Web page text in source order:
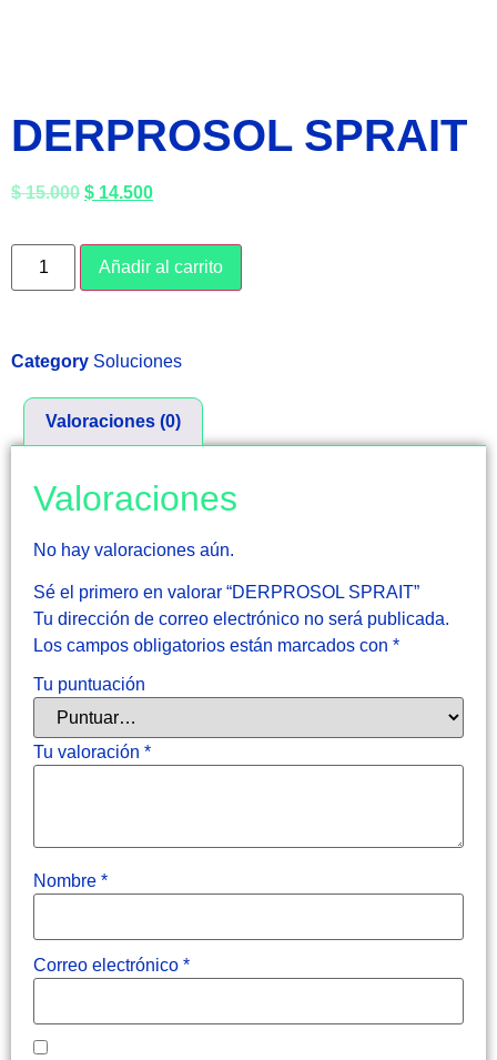
DERPROSOL SPRAIT
$15.000 $ 14.500
Añadir al carrito
Category Soluciones
Valoraciones (0)
Valoraciones
No hay valoraciones aún.
Sé el primero en valorar “DERPROSOL SPRAIT”
Tu dirección de correo electrónico no será publicada.
Los campos obligatorios están marcados con *
Tu puntuación
Tu valoración *
Nombre *
Correo electrónico *